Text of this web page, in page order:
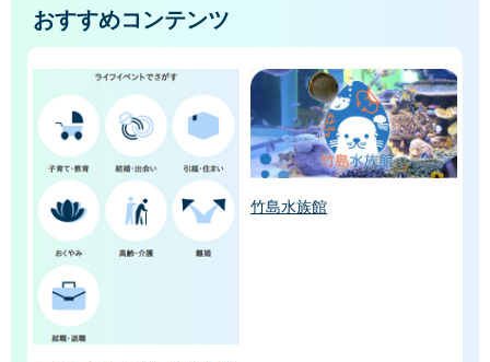
おすすめコンテンツ
竹島水族館